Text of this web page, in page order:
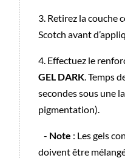
3. Retirez la couche
Scotch avant
4. Effectuez le
GEL DARK . Temps
secondes sous une
pigmentation).
- Note : Les gels
doivent être